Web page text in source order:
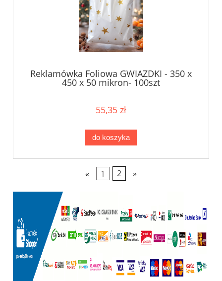
Reklamówka Foliowa GWIAZDKI - 350 x
450 x 50 mikron- 100szt
55,35 zł
do koszyka
« 1 2 »